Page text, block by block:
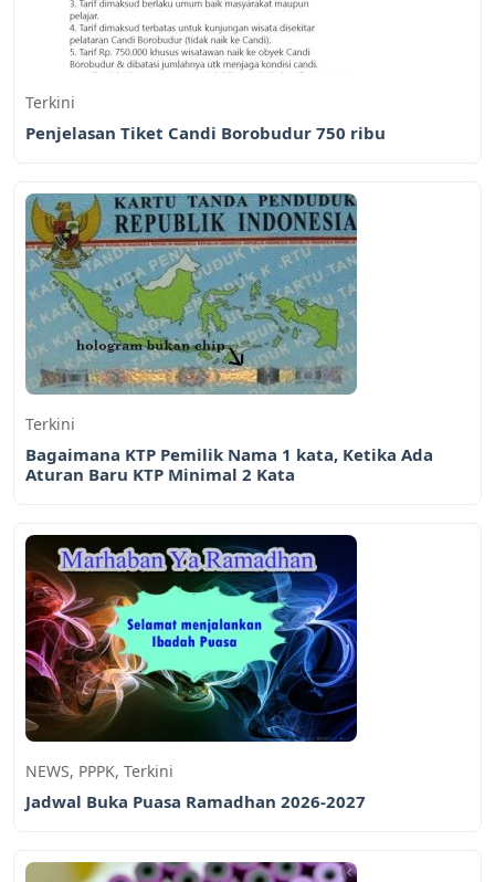
Terkini
Penjelasan Tiket Candi Borobudur 750 ribu
Terkini
Bagaimana KTP Pemilik Nama 1 kata, Ketika Ada
Aturan Baru KTP Minimal 2 Kata
NEWS, PPPK, Terkini
Jadwal Buka Puasa Ramadhan 2026-2027